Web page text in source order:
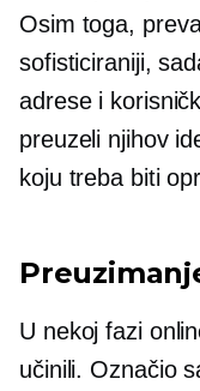
Osim toga,
sofisticiraniji,
adrese i
preuzeli njihov
koju treba biti
U nekoj fazi
učinili. Označio